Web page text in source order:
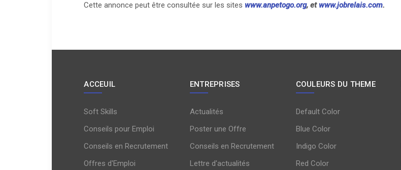
Cette annonce peut être consultée sur les sites www.anpetogo.org, et www.jobrelais.com.
ACCEUIL
Soft Skills
Conseils pour Emploi
Conseils en Recrutement
Offres d'Emploi
ENTREPRISES
Actualités
Poster une Offre
Conseils en Recrutement
Lettre d'actualités
COULEURS DU THEME
Default Color
Blue Color
Indigo Color
Red Color